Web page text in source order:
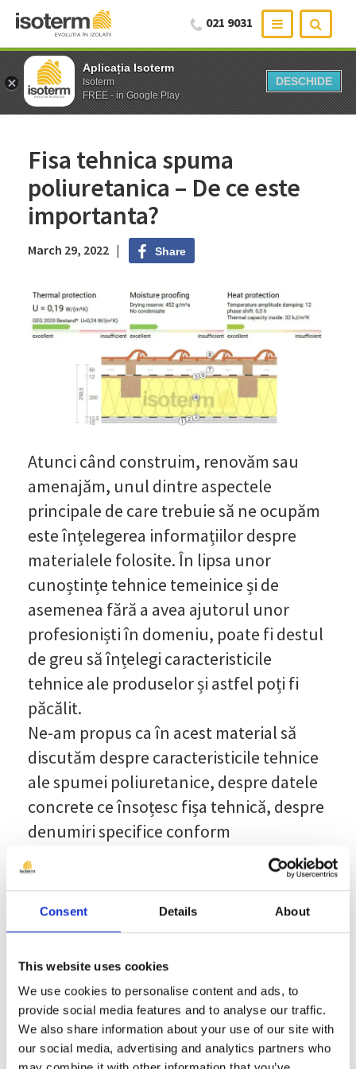
Aplicația Isoterm
Isoterm
FREE - in Google Play
DESCHIDE
Aplicația Isoterm
Isoterm
FREE - in Google Play
DESCHIDE
Consent Details About
This website uses cookies
We use cookies to personalise content and ads, to
provide social media features and to analyse our traffic.
We also share information about your use of our site with
our social media, advertising and analytics partners who
021 9031
Fisa tehnica spuma
poliuretanica – De ce este
importanta?
March 29, 2022 | Share
Atunci când construim, renovăm sau
amenajăm, unul dintre aspectele
principale de care trebuie să ne ocupăm
este înțelegerea informațiilor despre
materialele folosite. În lipsa unor
cunoștințe tehnice temeinice și de
asemenea fără a avea ajutorul unor
profesioniști în domeniu, poate fi destul
de greu să înțelegi caracteristicile
tehnice ale produselor și astfel poți fi
păcălit.
Ne-am propus ca în acest material să
discutăm despre caracteristicile tehnice
ale spumei poliuretanice, despre datele
concrete ce însoțesc fișa tehnică, despre
denumiri specifice conform
nomenclaturii de specialitate, astfel
încât înțelegerea să se facă mai ușor.
Citește articolul
Izolarea balconului cu
spumă poliuretanică
March 16, 2022 | Share